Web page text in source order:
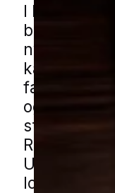
I Ringsted
nyere
kan også
og mindre
steder at
Ringsted
Udfyld
lokal